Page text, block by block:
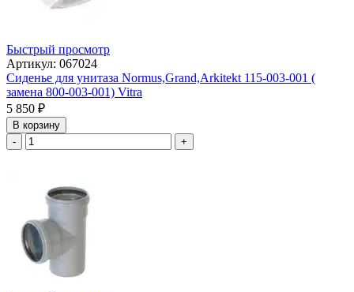
Быстрый просмотр
Артикул: 067024
Сиденье для унитаза Normus,Grand,Arkitekt 115-003-001 (
замена 800-003-001) Vitra
5 850 ₽
В корзину
-
+